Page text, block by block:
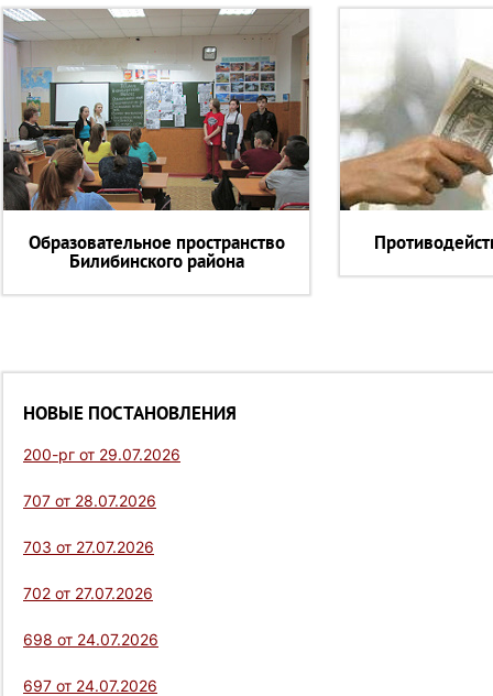
Образовательное пространство
Билибинского района
НОВЫЕ ПОСТАНОВЛЕНИЯ
200-рг от 29.07.2026
707 от 28.07.2026
703 от 27.07.2026
702 от 27.07.2026
698 от 24.07.2026
697 от 24.07.2026